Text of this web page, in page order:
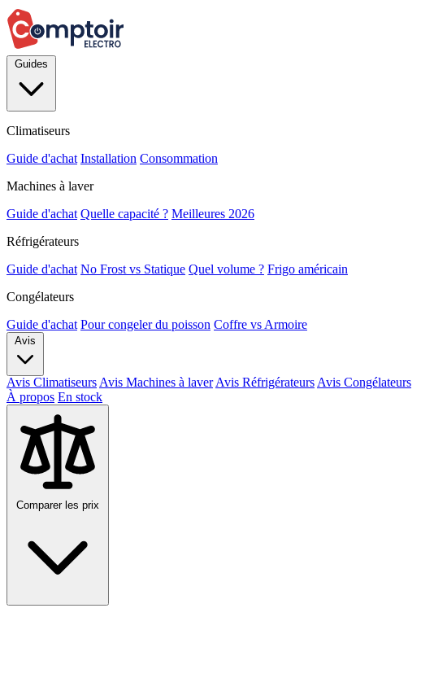
Climatiseurs
Guide d'achat Installation Consommation
Machines à laver
Guide d'achat Quelle capacité ? Meilleures 2026
Réfrigérateurs
Guide d'achat No Frost vs Statique Quel volume ? Frigo américain
Congélateurs
Guide d'achat Pour congeler du poisson Coffre vs Armoire
Avis Climatiseurs Avis Machines à laver Avis Réfrigérateurs Avis Congélateurs
À propos En stock